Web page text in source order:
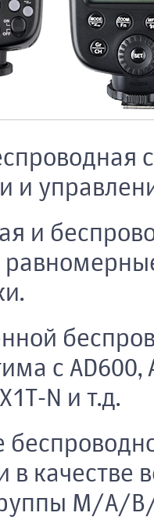
и
с AD600,
N и т.д.
в
M/A/